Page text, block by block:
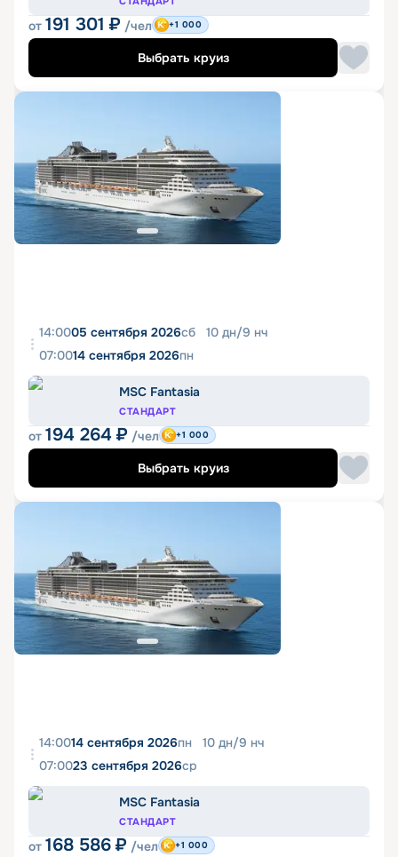
от 191 301 ₽ /чел +1 000
Выбрать круиз
14:0005 сентября 2026сб 10 дн/9 нч
07:0014 сентября 2026пн
MSC Fantasia
СТАНДАРТ
от 194 264 ₽ /чел +1 000
Выбрать круиз
14:0014 сентября 2026пн 10 дн/9 нч
07:0023 сентября 2026ср
MSC Fantasia
СТАНДАРТ
от 168 586 ₽ /чел +1 000